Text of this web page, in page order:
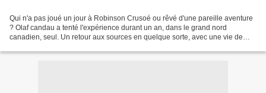
Qui n'a pas joué un jour à Robinson Crusoé ou rêvé d'une pareille aventure
? Olaf candau a tenté l'expérience durant un an, dans le grand nord
canadien, seul. Un retour aux sources en quelque sorte, avec une vie de